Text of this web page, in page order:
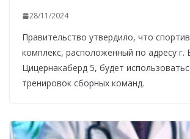
28/11/2024
Правительство утвердило, что
комплекс, расположенный по адресу г.
Цицернакаберд 5, будет
тренировок сборных команд.